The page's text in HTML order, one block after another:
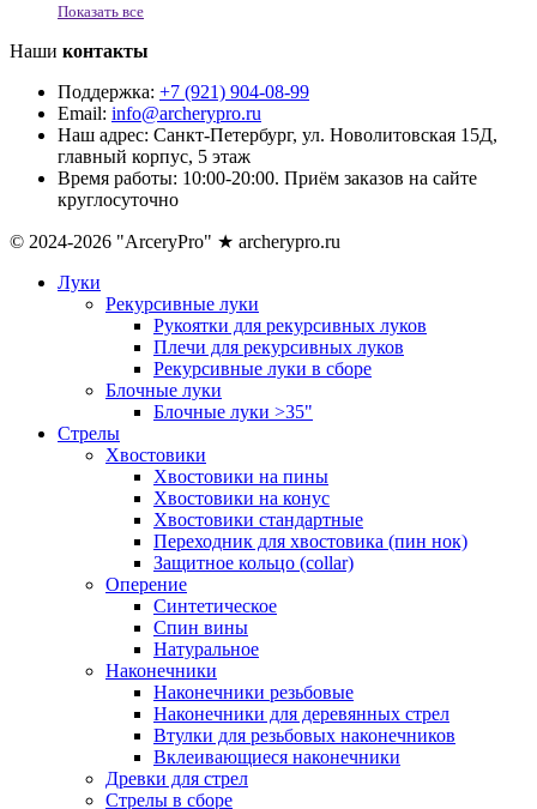
Показать все
Наши контакты
Поддержка: +7 (921) 904-08-99
Email: info@archerypro.ru
Наш адрес: Санкт-Петербург, ул. Новолитовская 15Д,
главный корпус, 5 этаж
Время работы: 10:00-20:00. Приём заказов на сайте
круглосуточно
© 2024-2026 "ArceryPro" ★ archerypro.ru
Луки
Рекурсивные луки
Рукоятки для рекурсивных луков
Плечи для рекурсивных луков
Рекурсивные луки в сборе
Блочные луки
Блочные луки >35"
Стрелы
Хвостовики
Хвостовики на пины
Хвостовики на конус
Хвостовики стандартные
Переходник для хвостовика (пин нок)
Защитное кольцо (collar)
Оперение
Синтетическое
Спин вины
Натуральное
Наконечники
Наконечники резьбовые
Наконечники для деревянных стрел
Втулки для резьбовых наконечников
Вклеивающиеся наконечники
Древки для стрел
Стрелы в сборе